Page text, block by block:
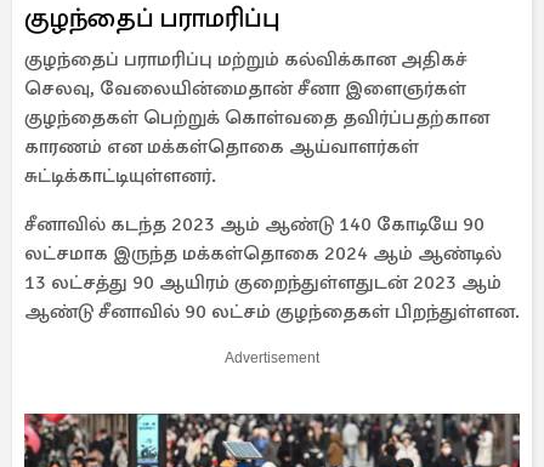
குழந்தைப் பராமரிப்பு
குழந்தைப் பராமரிப்பு மற்றும் கல்விக்கான அதிகச்
செலவு, வேலையின்மைதான் சீனா இளைஞர்கள்
குழந்தைகள் பெற்றுக் கொள்வதை தவிர்ப்பதற்கான
காரணம் என மக்கள்தொகை ஆய்வாளர்கள்
சுட்டிக்காட்டியுள்ளனர்.
சீனாவில் கடந்த 2023 ஆம் ஆண்டு 140 கோடியே 90
லட்சமாக இருந்த மக்கள்தொகை 2024 ஆம் ஆண்டில்
13 லட்சத்து 90 ஆயிரம் குறைந்துள்ளதுடன் 2023 ஆம்
ஆண்டு சீனாவில் 90 லட்சம் குழந்தைகள் பிறந்துள்ளன.
Advertisement